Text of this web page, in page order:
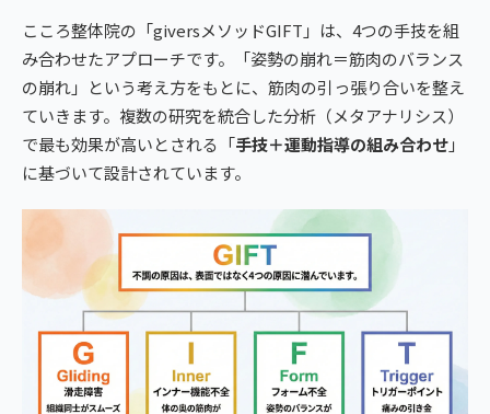
こころ整体院の「giversメソッドGIFT」は、4つの手技を組
み合わせたアプローチです。「姿勢の崩れ＝筋肉のバランス
の崩れ」という考え方をもとに、筋肉の引っ張り合いを整え
ていきます。複数の研究を統合した分析（メタアナリシス）
で最も効果が高いとされる「手技＋運動指導の組み合わせ」
に基づいて設計されています。